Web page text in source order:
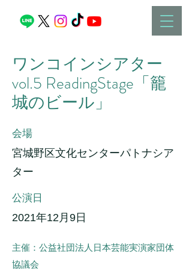
ワンコインシアター
vol.5 ReadingStage「籠
城のビール」
会場
宮城野区文化センターパトナシア
ター
公演日
2021年12月9日
主催：公益社団法人日本芸能実演家団体
協議会